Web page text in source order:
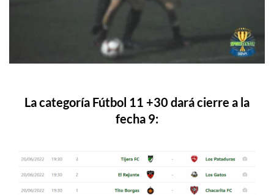
La categoría Fútbol 11 +30 dará cierre a la
fecha 9: